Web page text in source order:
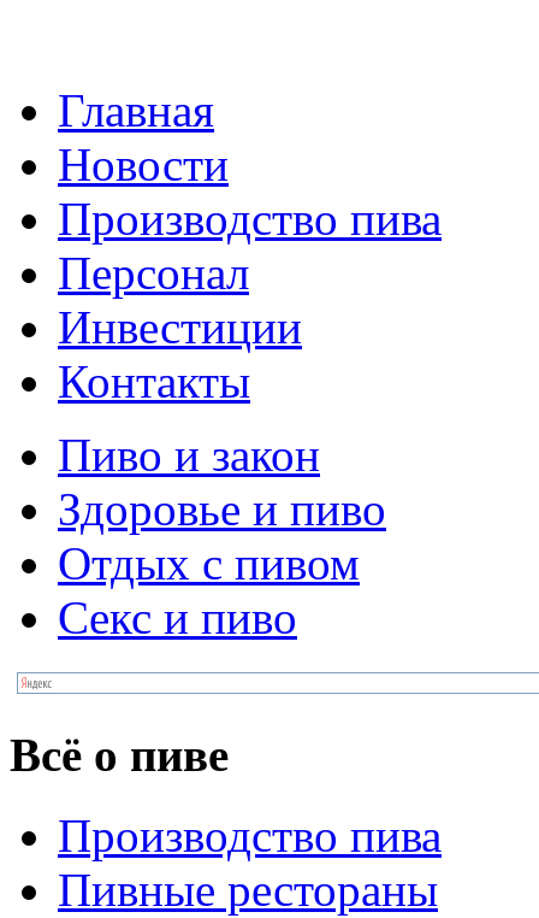
Главная
Новости
Производство пива
Персонал
Инвестиции
Контакты
Пиво и закон
Здоровье и пиво
Отдых с пивом
Секс и пиво
Всё о пиве
Производство пива
Пивные рестораны